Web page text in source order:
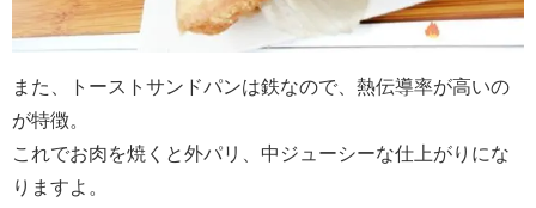
また、トーストサンドパンは鉄なので、熱伝導率が高いの
が特徴。
これでお肉を焼くと外パリ、中ジューシーな仕上がりにな
りますよ。